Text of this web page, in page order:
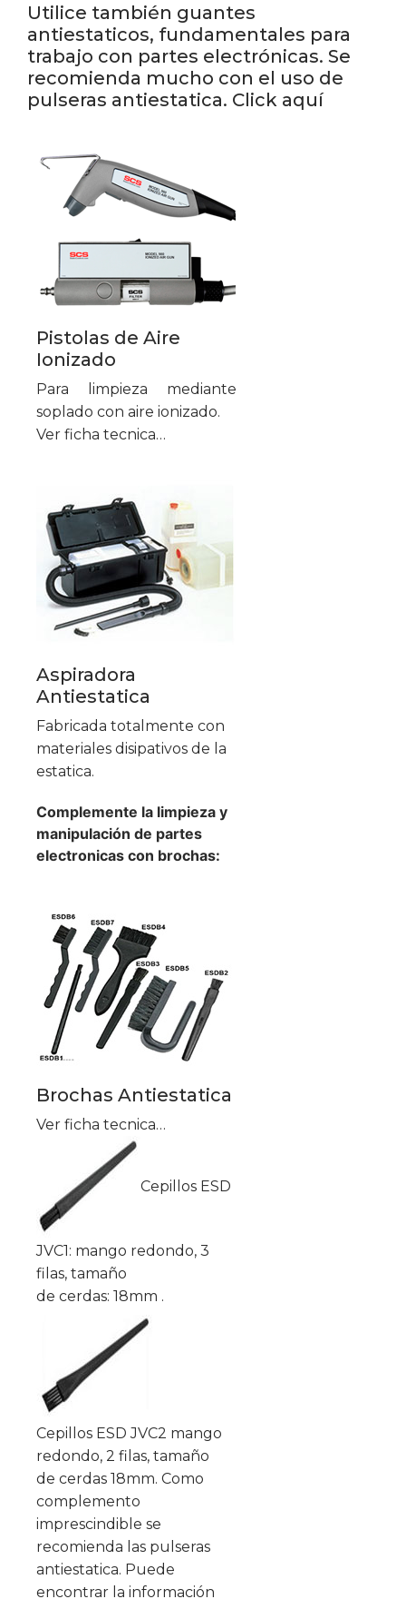
Utilice también guantes
antiestaticos, fundamentales para
trabajo con partes electrónicas. Se
recomienda mucho con el uso de
pulseras antiestatica. Click aquí
Pistolas de Aire
Ionizado
Para limpieza mediante
soplado con aire ionizado.
Ver ficha tecnica…
Aspiradora
Antiestatica
Fabricada totalmente con
materiales disipativos de la
estatica.
Complemente la limpieza y
manipulación de partes
electronicas con brochas:
Brochas Antiestatica
Ver ficha tecnica…
Cepillos ESD
JVC1: mango redondo, 3
filas, tamaño
de cerdas: 18mm .
Cepillos ESD JVC2 mango
redondo, 2 filas, tamaño
de cerdas 18mm. Como
complemento
imprescindible se
recomienda las pulseras
antiestatica. Puede
encontrar la información